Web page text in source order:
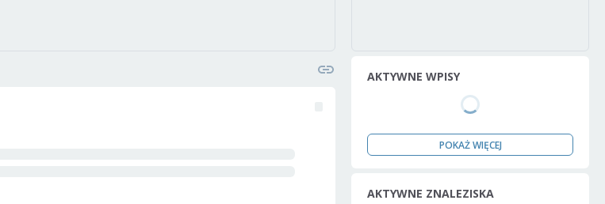
AKTYWNE WPISY
POKAŻ WIĘCEJ
AKTYWNE ZNALEZISKA